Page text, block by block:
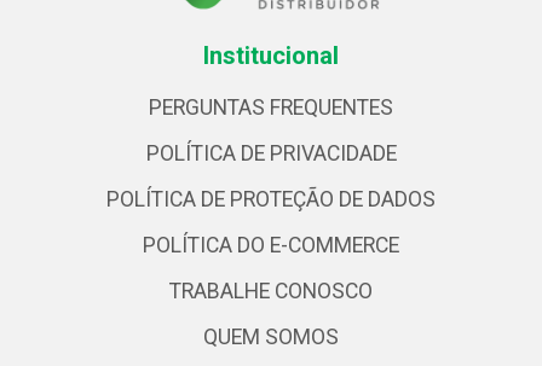
Institucional
PERGUNTAS FREQUENTES
POLÍTICA DE PRIVACIDADE
POLÍTICA DE PROTEÇÃO DE DADOS
POLÍTICA DO E-COMMERCE
TRABALHE CONOSCO
QUEM SOMOS